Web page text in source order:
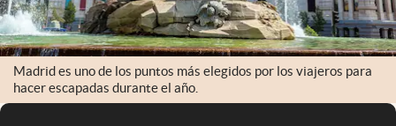
Madrid es uno de los puntos más elegidos por los viajeros para
hacer escapadas durante el año.